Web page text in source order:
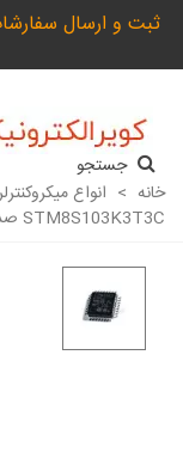
ثبت و ارسال
جستجو
خانه > انواع
STM8S103K3T3C صد درصد اورجینال/New and original+گارانتی